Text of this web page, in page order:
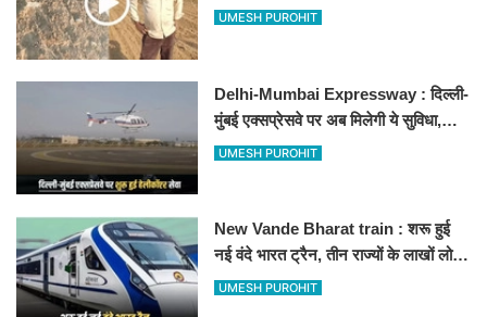
500-500 रुपए के नोट, वीडियो वायरल
UMESH PUROHIT
Delhi-Mumbai Expressway : दिल्ली-
मुंबई एक्सप्रेसवे पर अब मिलेगी ये सुविधा,
हेलीकॉप्टर सर्विस से तुरंत घायल पहुंचेगा
UMESH PUROHIT
New Vande Bharat train : शरू हुई
नई वंदे भारत ट्रैन, तीन राज्यों के लाखों लोगों
का सफर होगा आसान, देखें पूरा रूटमैप
UMESH PUROHIT